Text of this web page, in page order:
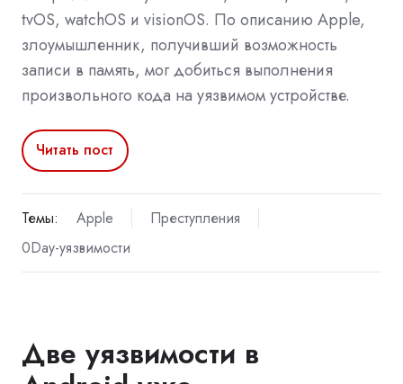
tvOS, watchOS и visionOS. По описанию Apple,
злоумышленник, получивший возможность
записи в память, мог добиться выполнения
произвольного кода на уязвимом устройстве.
Читать пост
Темы: Apple
Преступления
0Day-уязвимости
Две уязвимости в